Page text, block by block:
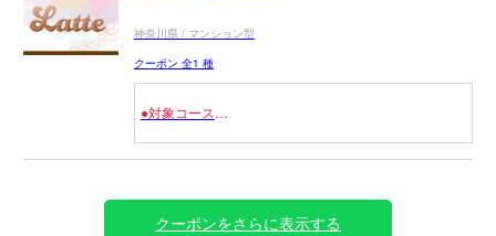
神奈川県 / マンション型
クーポン 全1 種
●対象コース
クーポンをさらに表示する